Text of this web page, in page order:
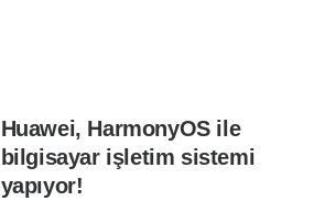
Huawei, HarmonyOS ile
bilgisayar işletim sistemi
yapıyor!